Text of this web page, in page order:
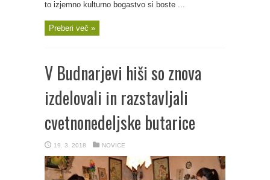
to izjemno kulturno bogastvo si boste ...
Preberi več »
V Budnarjevi hiši so znova
izdelovali in razstavljali
cvetnonedeljske butarice
19. 3. 2018 NOVICE